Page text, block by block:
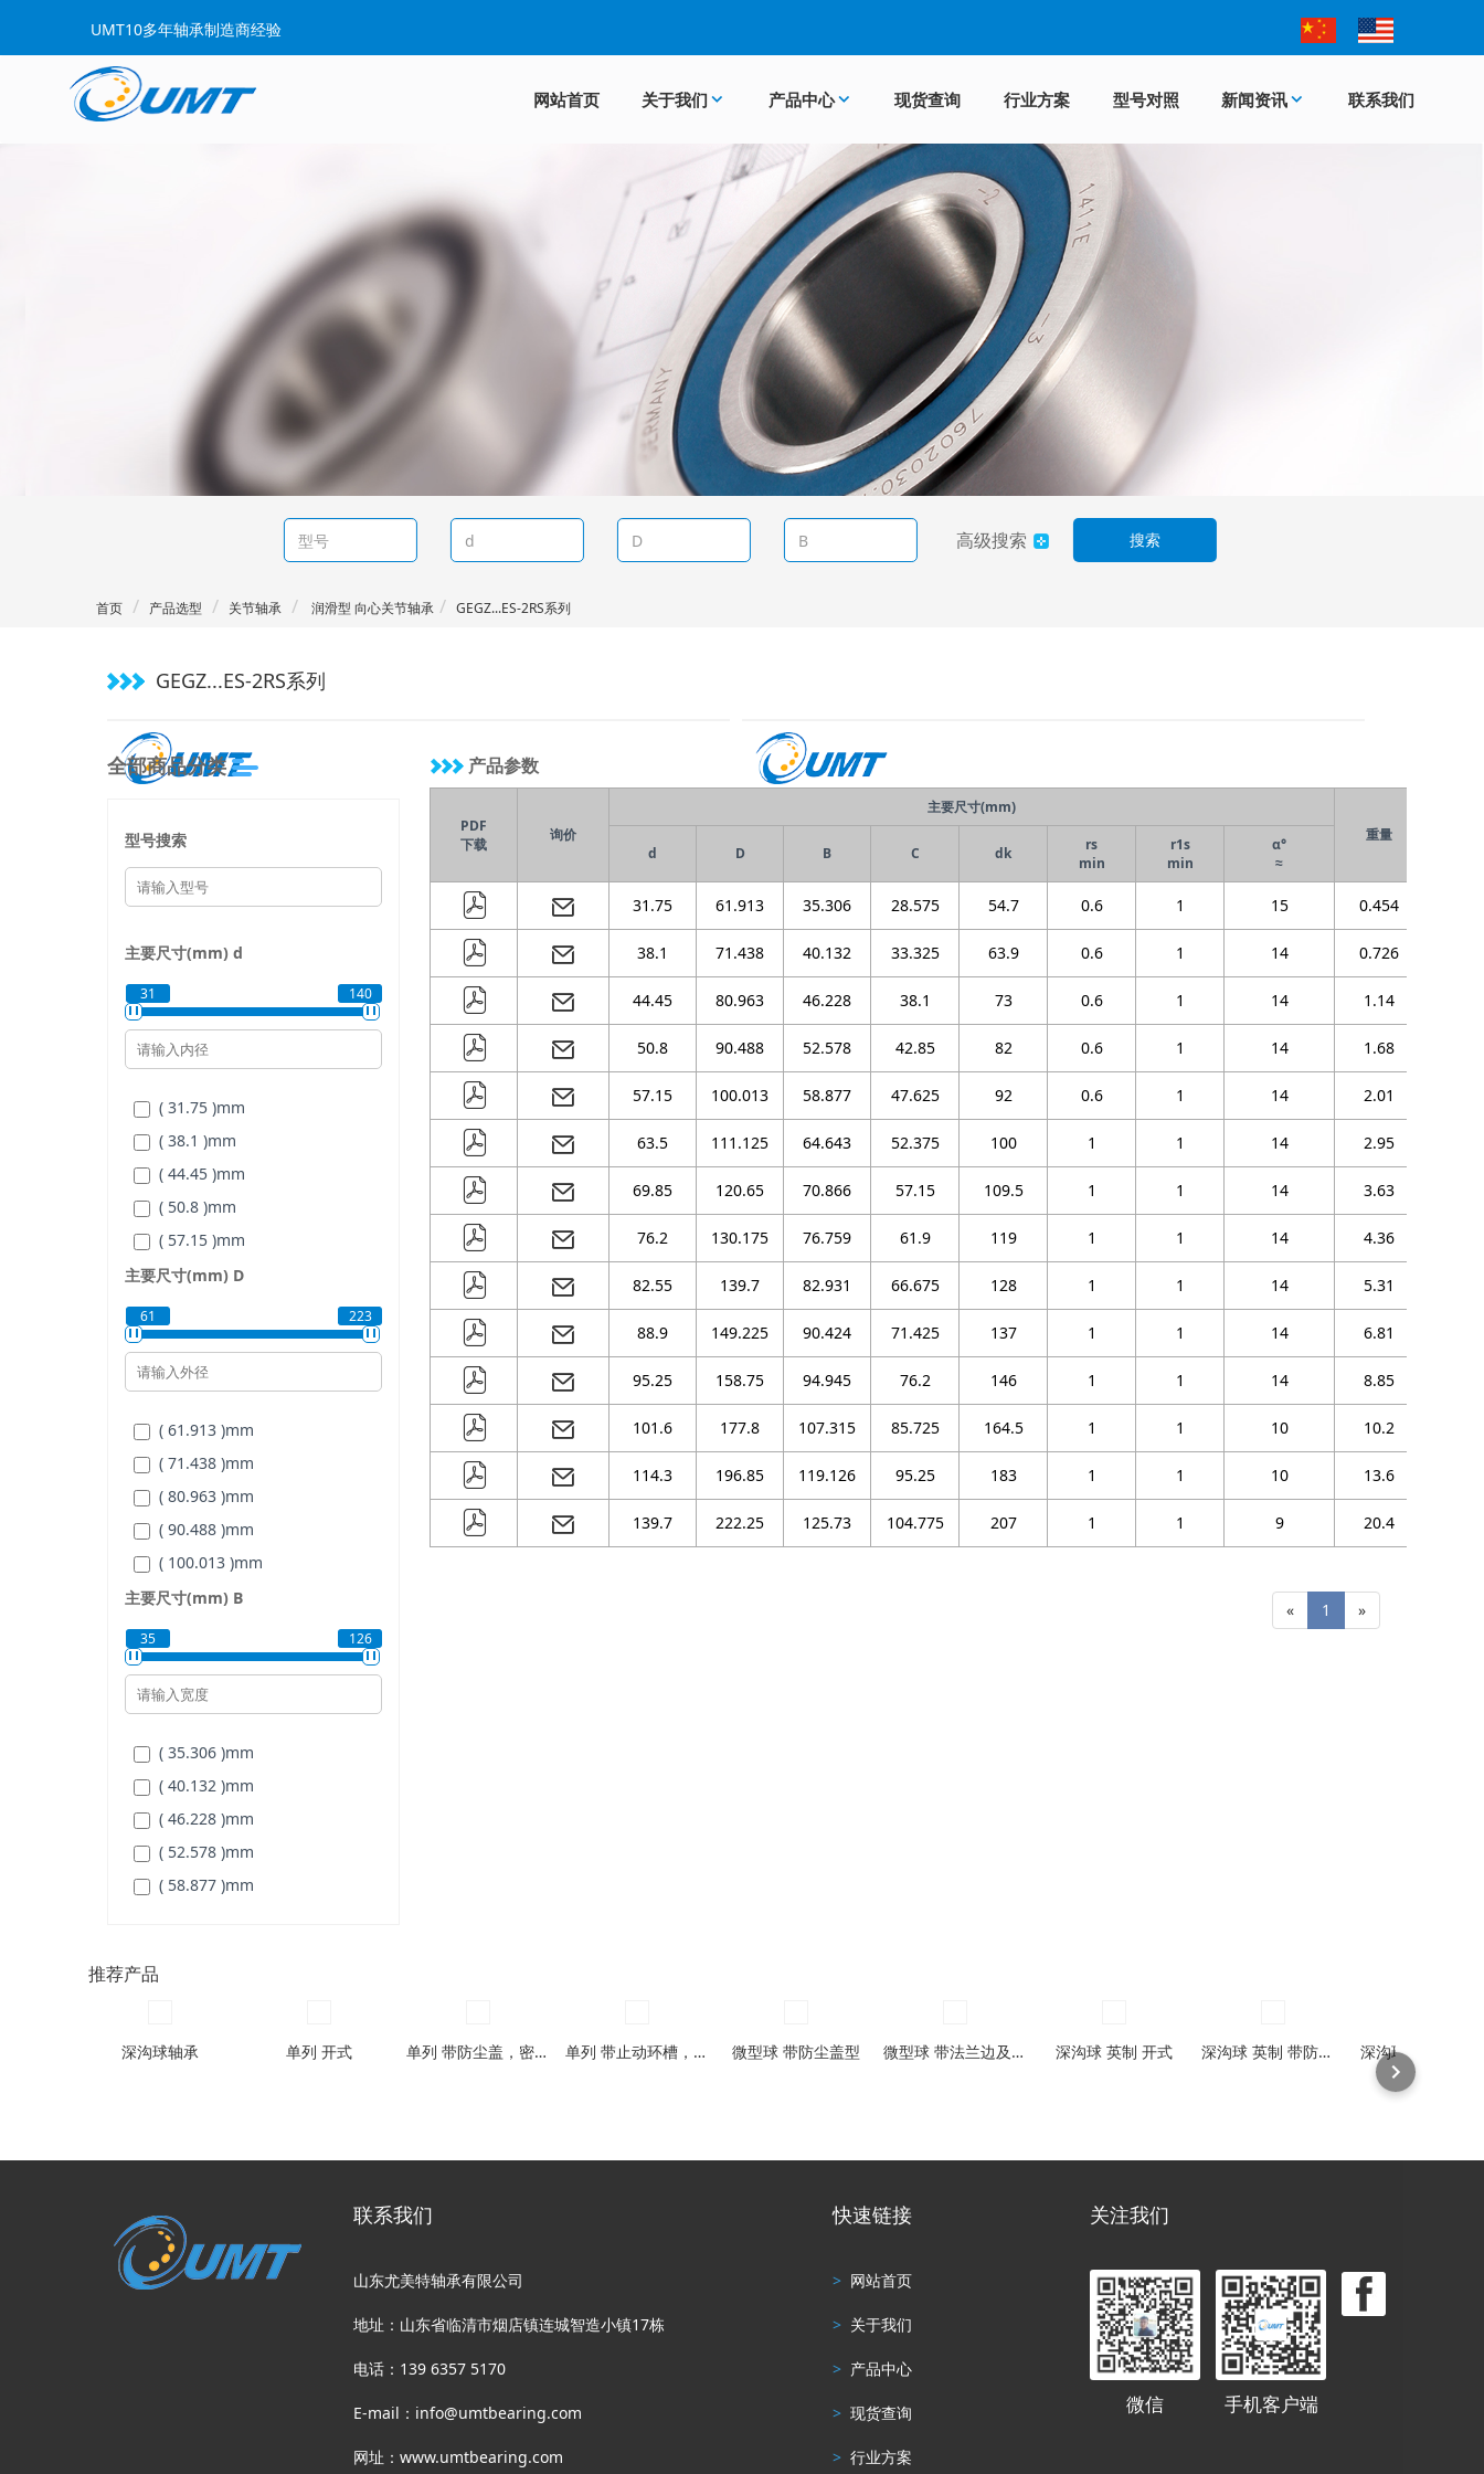
UMT10多年轴承制造商经验
网站首页 关于我们 产品中心 现货查询 行业方案 型号对照 新闻资讯 联系我们
高级搜索 搜索
首页 产品选型 关节轴承 润滑型 向心关节轴承 GEGZ...ES-2RS系列
GEGZ...ES-2RS系列
全部商品分类
型号搜索
主要尺寸(mm) d
31 140
( 31.75 )mm
( 38.1 )mm
( 44.45 )mm
( 50.8 )mm
( 57.15 )mm
( 63.5 )mm
( 69.85 )
( 76.2 )mm
( 82.55 )
( 95.25 ) mm
( 101.6 ) mm
( 114.3 ) mm
( 139.7 ) mm
主要尺寸(mm) D
61 223
( 61.913 )mm
( 71.438 )mm
( 80.963 )mm
( 90.488 )mm
( 100.013 )mm
( 111.125 ) mm
( 120.65 )
( 130.175 )mm
( 139.7 )
( 158.75 )mm
( 177.8 ) mm
( 196.85 )mm
( 222.25 )mm
主要尺寸(mm) B
35 126
( 35.306 )mm
( 40.132 )mm
( 46.228 )mm
( 52.578 )mm
( 58.877 )mm
( 90.424 )
产品参数
PDF
下载
询价
主要尺寸(mm)
重量
d
D B C dk
rs
min
r1s
min
α°
≈
31.75 61.913 35.306 28.575 54.7 0.6 1 15 0.454
38.1 71.438 40.132 33.325 63.9 0.6 1 14 0.726
44.45 80.963 46.228 38.1 73 0.6 1 14 1.14
50.8 90.488 52.578 42.85 82 0.6 1 14 1.68
57.15 100.013 58.877 47.625 92 0.6 1 14 2.01
63.5 111.125 64.643 52.375 100 1 1 14 2.95
69.85 120.65 70.866 57.15 109.5 1 1 14 3.63
76.2 130.175 76.759 61.9 119 1 1 14 4.36
82.55 139.7 82.931 66.675 128 1 1 14 5.31
88.9 149.225 90.424 71.425 137 1 1 14 6.81
95.25 158.75 94.945 76.2 146 1 1 14 8.85
101.6 177.8 107.315 85.725 164.5 1 1 10 10.2
114.3 196.85 119.126 95.25 183 1 1 10 13.6
139.7 222.25 125.73 104.775 207 1 1 9 20.4
«
1 »
推荐产品
深沟球轴承 单列 开式 单列 带防尘盖，密封圈型 单列 带止动环槽，带止动环槽及防尘盖型 微型球 带防尘盖型 微型球 带法兰边及防尘盖型 深沟球 英制 开式 深沟球 英制 带防尘盖，密封圈型
联系我们
山东尤美特轴承有限公司
地址：山东省临清市烟店镇连城智造小镇17栋
电话：139 6357 5170
E-mail：info@umtbearing.com
网址：www.umtbearing.com
快速链接
> 网站首页
> 关于我们
> 产品中心
>现货查询
>行业方案
关注我们
微信 手机客户端